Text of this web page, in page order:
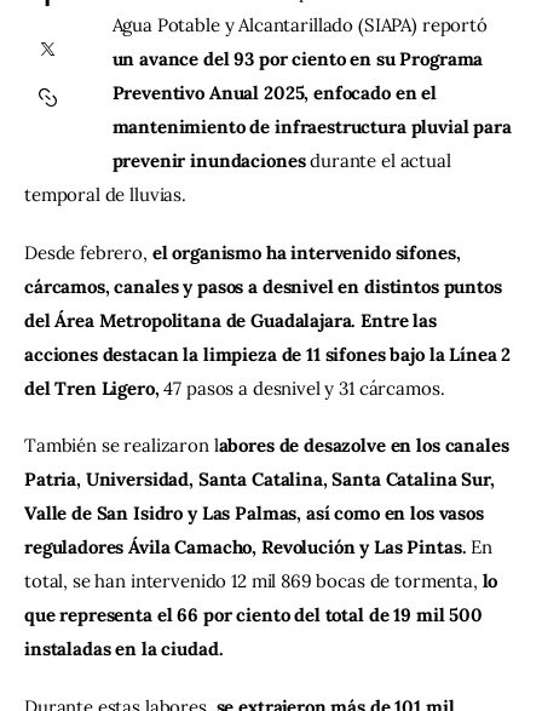
Contacto
Agua Potable y Alcantarillado (SIAPA) reportó
un avance del 93 por ciento en su Programa
Preventivo Anual 2025, enfocado en el
mantenimiento de infraestructura pluvial para
prevenir inundaciones durante el actual
temporal de lluvias.
Desde febrero, el organismo ha intervenido sifones,
cárcamos, canales y pasos a desnivel en distintos puntos
del Área Metropolitana de Guadalajara. Entre las
acciones destacan la limpieza de 11 sifones bajo la Línea 2
del Tren Ligero, 47 pasos a desnivel y 31 cárcamos.
También se realizaron labores de desazolve en los canales
Patria, Universidad, Santa Catalina, Santa Catalina Sur,
Valle de San Isidro y Las Palmas, así como en los vasos
reguladores Ávila Camacho, Revolución y Las Pintas. En
total, se han intervenido 12 mil 869 bocas de tormenta, lo
que representa el 66 por ciento del total de 19 mil 500
instaladas en la ciudad.
Durante estas labores, se extrajeron más de 101 mil